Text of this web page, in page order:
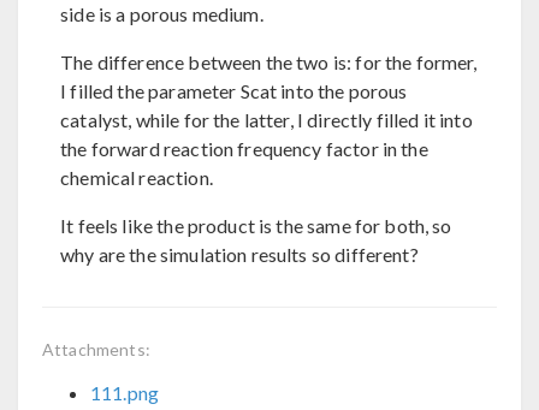
side is a porous medium.
The difference between the two is: for the former,
I filled the parameter Scat into the porous
catalyst, while for the latter, I directly filled it into
the forward reaction frequency factor in the
chemical reaction.
It feels like the product is the same for both, so
why are the simulation results so different?
Attachments:
111.png